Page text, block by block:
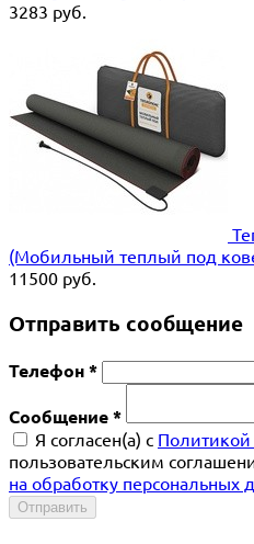
3283 руб.
(Мобильный теплый под
11500 руб.
Отправить сообщение
Телефон *
Сообщение *
Я согласен(a) с
пользовательским
на обработку персональных
Отправить